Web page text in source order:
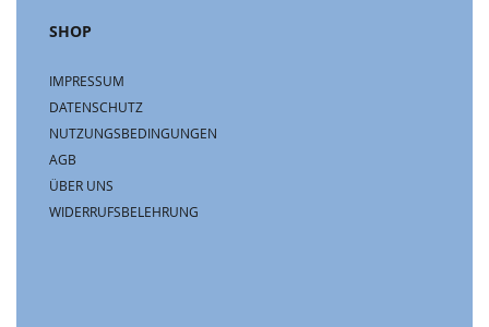
SHOP
IMPRESSUM
DATENSCHUTZ
NUTZUNGSBEDINGUNGEN
AGB
ÜBER UNS
WIDERRUFSBELEHRUNG